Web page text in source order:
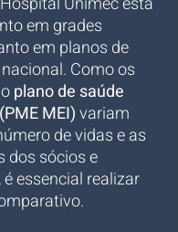
em grades
em planos de
Como os
plano de saúde
MEI) variam
de vidas e as
dos sócios e
essencial realizar